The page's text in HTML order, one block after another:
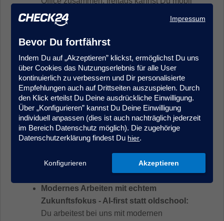
arbeiten. Wir arbeiten bewusst vor Ort in
unserem Hamburger Office – weil direkte
Zusammenarbeit, schnelle Abstimmung und
Unterschied machen.
Das Beste aus beiden Welten:Bei uns
bekommst Du die Sicherheit und Stabilität
eines etablierten Unternehmens –
kombiniert mit dem Drive, der
Geschwindigkeit und dem
Gestaltungsspielraum eines Startups. Wir
denken langfristig und geben Dir gleichzeitig
die Chance, Prozesse und Themen aktiv
Modernes Arbeiten mit echtem
Zukunftsfokus - AI-first statt oldschool:
Du arbeitest bei uns mit modernen
Impressum
Bevor Du fortfährst
Indem Du auf „Akzeptieren” klickst, ermöglichst Du uns
über Cookies das Nutzungserlebnis für alle User
kontinuierlich zu verbessern und Dir personalisierte
Empfehlungen auch auf Drittseiten auszuspielen. Durch
den Klick erteilst Du Deine ausdrückliche Einwilligung.
Über „Konfigurieren” kannst Du Deine Einwilligung
individuell anpassen (dies ist auch nachträglich jederzeit
im Bereich Datenschutz möglich). Die zugehörige
Datenschutzerklärung findest Du hier.
Konfigurieren Akzeptieren